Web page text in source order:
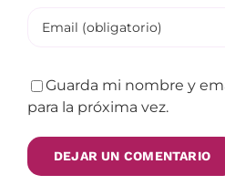
Guarda mi nombre y
para la próxima vez.